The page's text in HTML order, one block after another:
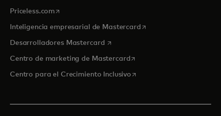
Priceless.com se abre en una pestaña nueva
Inteligencia empresarial de Mastercardse abre en una pestaña
Desarrolladores Mastercard se abre en una pestaña nueva
Centro de marketing de Mastercardse abre en una pestaña
Centro para el Crecimiento Inclusivose abre en una pestaña